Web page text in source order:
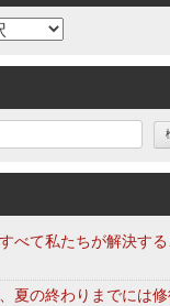
べて私たちが解決す
夏の終わりまでには